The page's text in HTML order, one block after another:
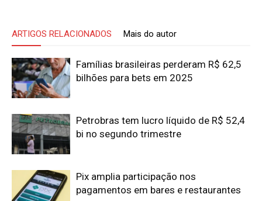
ARTIGOS RELACIONADOS Mais do autor
Famílias brasileiras perderam R$ 62,5
bilhões para bets em 2025
Petrobras tem lucro líquido de R$ 52,4
bi no segundo trimestre
Pix amplia participação nos
pagamentos em bares e restaurantes